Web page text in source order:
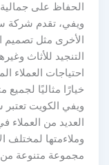
الحفاظ على
ويفي، تقدم شركة
الأخرى مثل تصميم
التنجيد للأثاث
احتياجات العملاء
خيارًا مثاليًا
ويفي الكويت
العديد من العملاء
وملاءمتها لمختلف
مجموعة متنوعة من